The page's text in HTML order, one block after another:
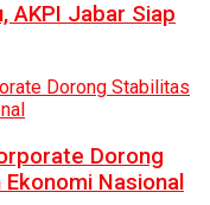
AKPI Jabar Siap
Dorong
Nasional